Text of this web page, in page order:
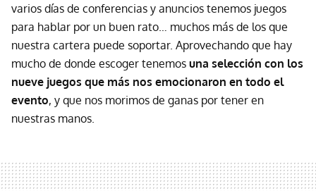
varios días de conferencias y anuncios tenemos juegos
para hablar por un buen rato… muchos más de los que
nuestra cartera puede soportar. Aprovechando que hay
mucho de donde escoger tenemos una selección con los
nueve juegos que más nos emocionaron en todo el
evento, y que nos morimos de ganas por tener en
nuestras manos.